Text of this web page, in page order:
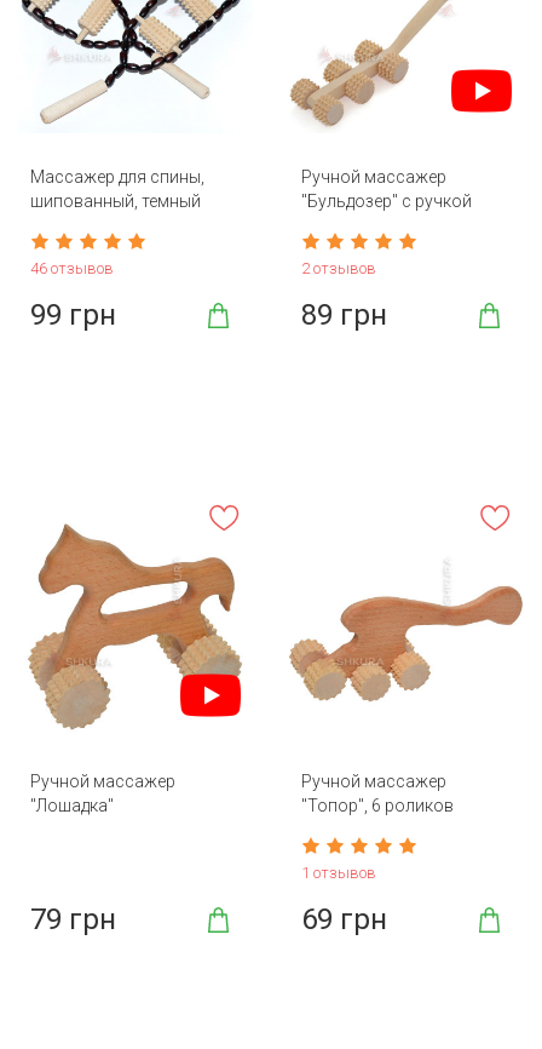
Массажер для спины,
шипованный, темный
46 отзывов
99 грн
Ручной массажер
"Бульдозер" с ручкой
2 отзывов
89 грн
Ручной массажер
"Лошадка"
79 грн
Ручной массажер
"Топор", 6 роликов
1 отзывов
69 грн